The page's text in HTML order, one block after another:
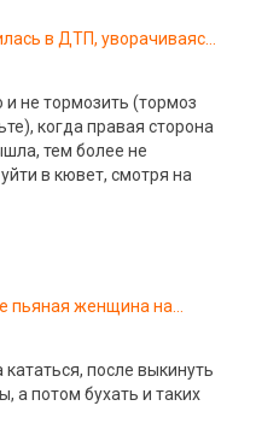
в ДТП, уворачиваясь
не тормозить (тормоз
когда правая сторона
тем более не
в кювет, смотря на
пьяная женщина на
после выкинуть
а потом бухать и таких